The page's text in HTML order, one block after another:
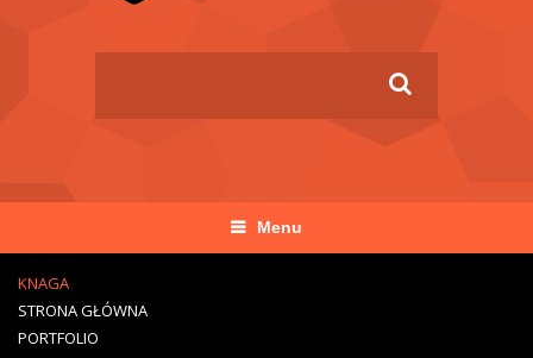
Menu
KNAGA
STRONA GŁÓWNA
PORTFOLIO